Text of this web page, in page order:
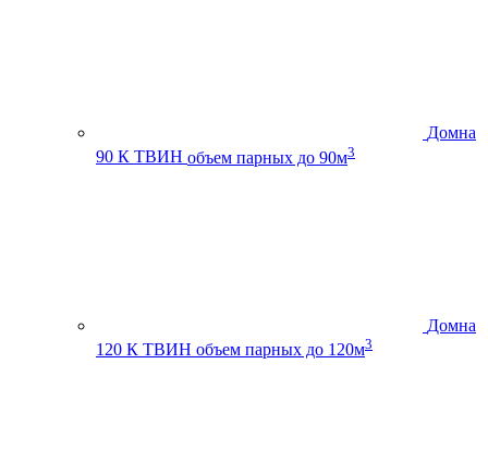
Домна
90 К ТВИН объем парных до 90м3
Домна
120 К ТВИН объем парных до 120м3